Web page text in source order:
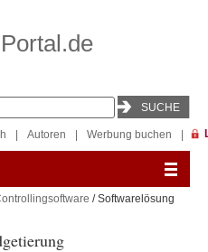
Autoren Werbung buchen
/ Softwarelösung